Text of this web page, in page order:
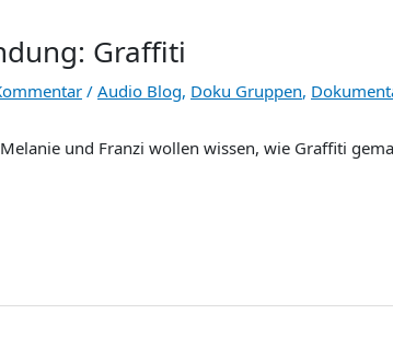
Graffiti
/ Audio Blog, Doku Gruppen,
und Franzi wollen wissen, wie Graffiti